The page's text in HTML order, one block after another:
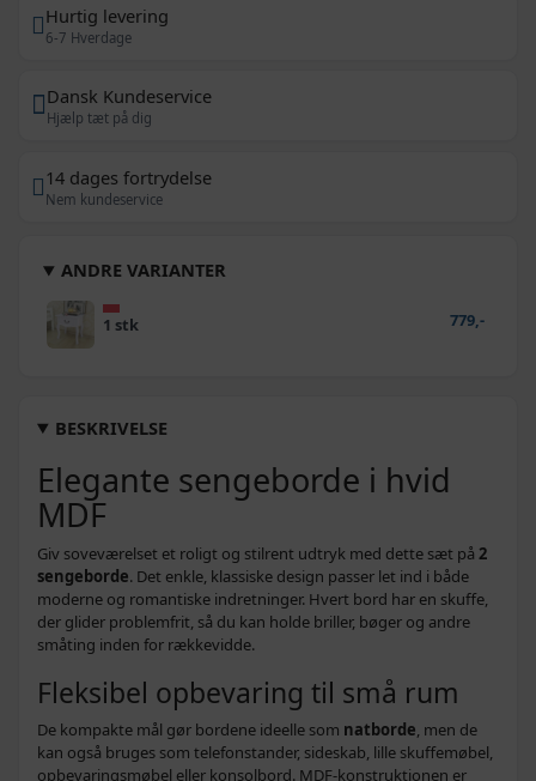
Hurtig levering
6-7 Hverdage
Dansk Kundeservice
Hjælp tæt på dig
14 dages fortrydelse
Nem kundeservice
BESKRIVELSE
Elegante sengeborde i hvid
MDF
Giv soveværelset et roligt og stilrent udtryk med dette sæt på 2
sengeborde. Det enkle, klassiske design passer let ind i både
moderne og romantiske indretninger. Hvert bord har en skuffe,
der glider problemfrit, så du kan holde briller, bøger og andre
småting inden for rækkevidde.
Fleksibel opbevaring til små rum
De kompakte mål gør bordene ideelle som natborde, men de
kan også bruges som telefonstander, sideskab, lille skuffemøbel,
opbevaringsmøbel eller konsolbord. MDF-konstruktionen er
ANDRE VARIANTER
1 stk 779,-